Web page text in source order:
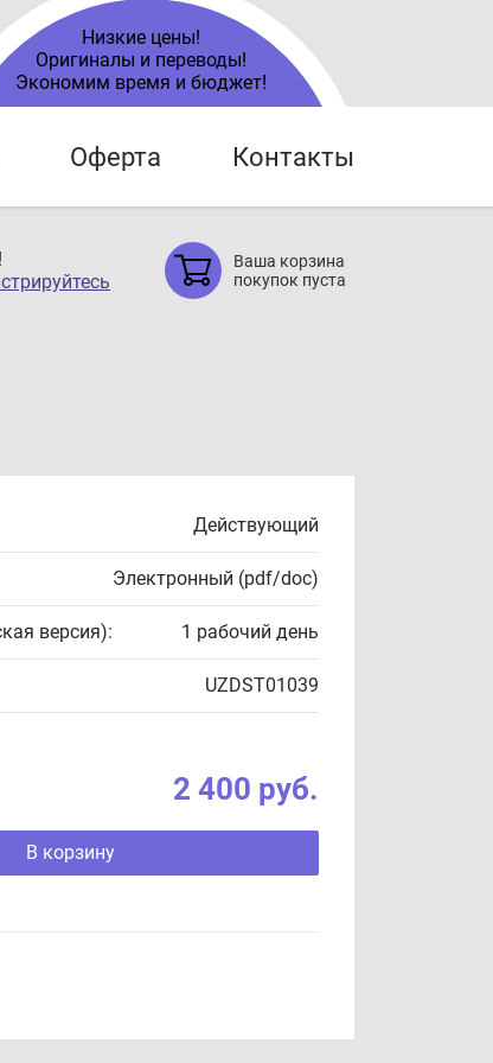
Низкие цены!
Оригиналы и переводы!
Экономим время и бюджет!
Оферта Контакты
Ваша корзина
покупок пуста
Действующий
Электронный (pdf/doc)
версия): 1 рабочий день
UZDST01039
2 400 руб.
В корзину